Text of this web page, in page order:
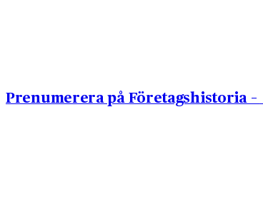
Prenumerera på Företagshistoria –